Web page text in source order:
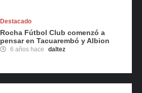
Destacado
Rocha Fútbol Club comenzó a
pensar en Tacuarembó y Albion
6 años hace daltez